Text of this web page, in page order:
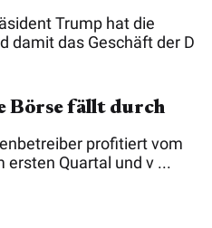
Trump hat die
damit das Geschäft der D
Börse fällt durch
profitiert vom
ersten Quartal und v ...